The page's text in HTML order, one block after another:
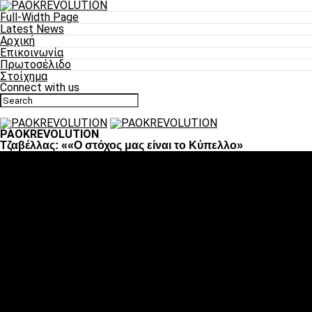
Full-Width Page
Latest News
Αρχική
Επικοινωνία
Πρωτοσέλιδο
Στοίχημα
Connect with us
PAOKREVOLUTION
Τζαβέλλας: ««Ο στόχος μας είναι το Κύπελλο»